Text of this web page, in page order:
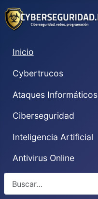
Inicio
Cybertrucos
Ataques Informáticos
Ciberseguridad
Inteligencia Artificial
Antivirus Online